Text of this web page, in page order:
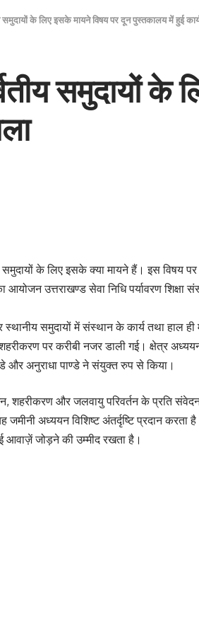
समुदायों के लिए इसके मायने विषय पर दून पुस्तकालय में हुई
समुदायों के
समुदायों के लिए इसके क्या मायने हैं। इस विषय
उत्तराखण्ड सेवा निधि पर्यावरण शिक्षा
स्थानीय समुदायों में संस्थान के कार्य तथा हाल
पर करीबी नजर डाली गई। क्षेत्र
और अनुराधा पाण्डे ने संयुक्त रुप से किया।
शहरीकरण और जलवायु परिवर्तन के प्रति
अध्ययन विशिष्ट अंतर्दृष्टि प्रदान
आवाज़ें जोड़ने की उम्मीद रखता है।